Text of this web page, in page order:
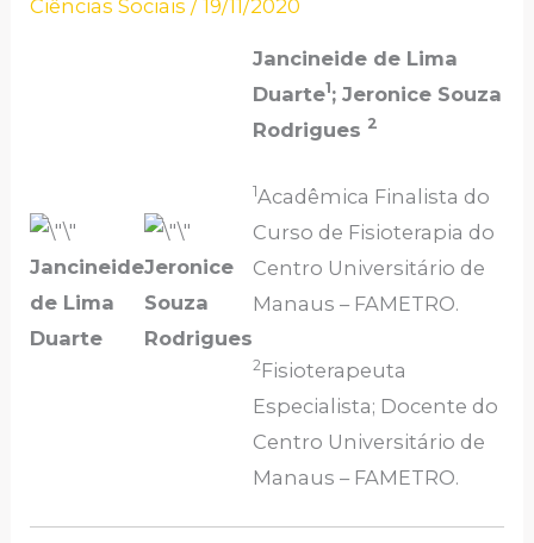
Ciências Sociais /19/11/2020
Jancineide
de Lima
Duarte
Jeronice
Souza
Rodrigues
Jancineide de Lima
Duarte1; Jeronice Souza
Rodrigues 2
1Acadêmica Finalista do
Curso de Fisioterapia do
Centro Universitário de
Manaus – FAMETRO.
2Fisioterapeuta
Especialista; Docente do
Centro Universitário de
Manaus – FAMETRO.